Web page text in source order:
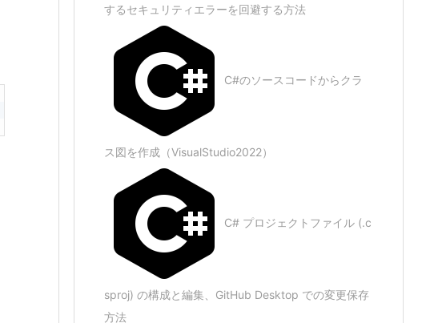
するセキュリティエラーを回避する方法
C#のソースコードからクラ
ス図を作成（VisualStudio2022）
C# プロジェクトファイル (.c
sproj) の構成と編集、GitHub Desktop での変更保存
方法